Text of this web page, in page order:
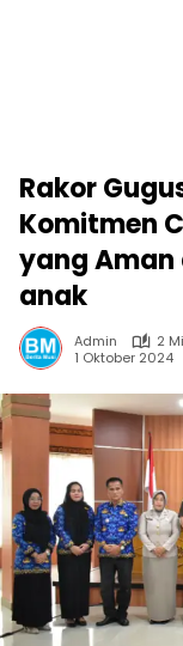
Rakor
Komitmen
yang Aman
anak
Admin
2
1 Oktober 2024